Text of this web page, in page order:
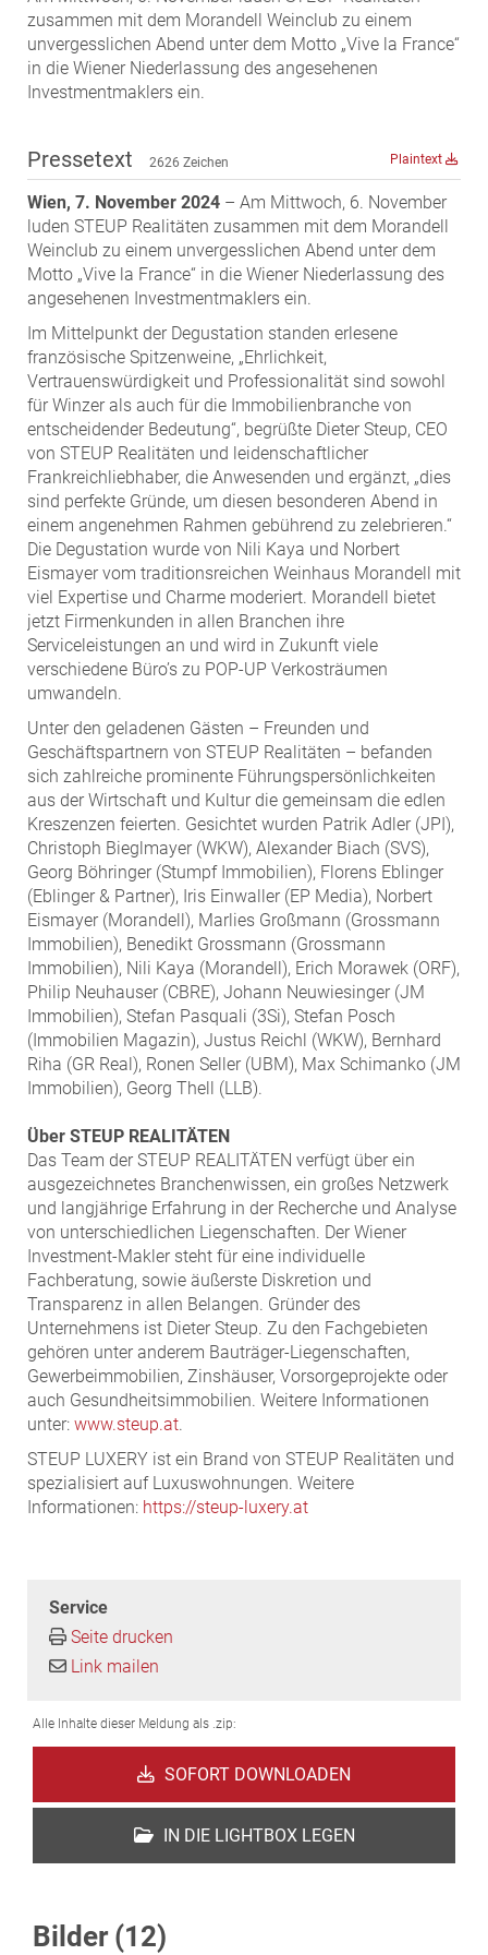
MST Muhr
ÖKO-Wohnbau
PAYUCA
Salon Real
Schwabenhaus
STEUP Realitäten
STIX + Partner
teamneunzehn
VÖPE Next
Verband Österreichischer Versicherungsmakler
Weinrauch Rechtsanwälte
WINEGG Realitäten
ZEHA Real Estate
Media
Pressekontakt
zusammen mit dem Morandell Weinclub zu einem
unvergesslichen Abend unter dem Motto „Vive la France“
in die Wiener Niederlassung des angesehenen
Investmentmaklers ein.
Pressetext 2626 Zeichen Plaintext
Wien, 7. November 2024 – Am Mittwoch, 6. November
luden STEUP Realitäten zusammen mit dem Morandell
Weinclub zu einem unvergesslichen Abend unter dem
Motto „Vive la France“ in die Wiener Niederlassung des
angesehenen Investmentmaklers ein.
Im Mittelpunkt der Degustation standen erlesene
französische Spitzenweine, „Ehrlichkeit,
Vertrauenswürdigkeit und Professionalität sind sowohl
für Winzer als auch für die Immobilienbranche von
entscheidender Bedeutung“, begrüßte Dieter Steup, CEO
von STEUP Realitäten und leidenschaftlicher
Frankreichliebhaber, die Anwesenden und ergänzt, „dies
sind perfekte Gründe, um diesen besonderen Abend in
einem angenehmen Rahmen gebührend zu zelebrieren.“
Die Degustation wurde von Nili Kaya und Norbert
Eismayer vom traditionsreichen Weinhaus Morandell mit
viel Expertise und Charme moderiert. Morandell bietet
jetzt Firmenkunden in allen Branchen ihre
Serviceleistungen an und wird in Zukunft viele
verschiedene Büro’s zu POP-UP Verkosträumen
umwandeln.
Unter den geladenen Gästen – Freunden und
Geschäftspartnern von STEUP Realitäten – befanden
sich zahlreiche prominente Führungspersönlichkeiten
aus der Wirtschaft und Kultur die gemeinsam die edlen
Kreszenzen feierten. Gesichtet wurden Patrik Adler (JPI),
Christoph Bieglmayer (WKW), Alexander Biach (SVS),
Georg Böhringer (Stumpf Immobilien), Florens Eblinger
(Eblinger & Partner), Iris Einwaller (EP Media), Norbert
Eismayer (Morandell), Marlies Großmann (Grossmann
Immobilien), Benedikt Grossmann (Grossmann
Immobilien), Nili Kaya (Morandell), Erich Morawek (ORF),
Philip Neuhauser (CBRE), Johann Neuwiesinger (JM
Immobilien), Stefan Pasquali (3Si), Stefan Posch
(Immobilien Magazin), Justus Reichl (WKW), Bernhard
Riha (GR Real), Ronen Seller (UBM), Max Schimanko (JM
Immobilien), Georg Thell (LLB).
Über STEUP REALITÄTEN
Das Team der STEUP REALITÄTEN verfügt über ein
ausgezeichnetes Branchenwissen, ein großes Netzwerk
und langjährige Erfahrung in der Recherche und Analyse
von unterschiedlichen Liegenschaften. Der Wiener
Investment-Makler steht für eine individuelle
Fachberatung, sowie äußerste Diskretion und
Transparenz in allen Belangen. Gründer des
Unternehmens ist Dieter Steup. Zu den Fachgebieten
gehören unter anderem Bauträger-Liegenschaften,
Gewerbeimmobilien, Zinshäuser, Vorsorgeprojekte oder
auch Gesundheitsimmobilien. Weitere Informationen
unter: www.steup.at.
STEUP LUXERY ist ein Brand von STEUP Realitäten und
spezialisiert auf Luxuswohnungen. Weitere
Informationen: https://steup-luxery.at
Service
Seite drucken
Link mailen
Alle Inhalte dieser Meldung als .zip:
SOFORT DOWNLOADEN
IN DIE LIGHTBOX LEGEN
Bilder (12)